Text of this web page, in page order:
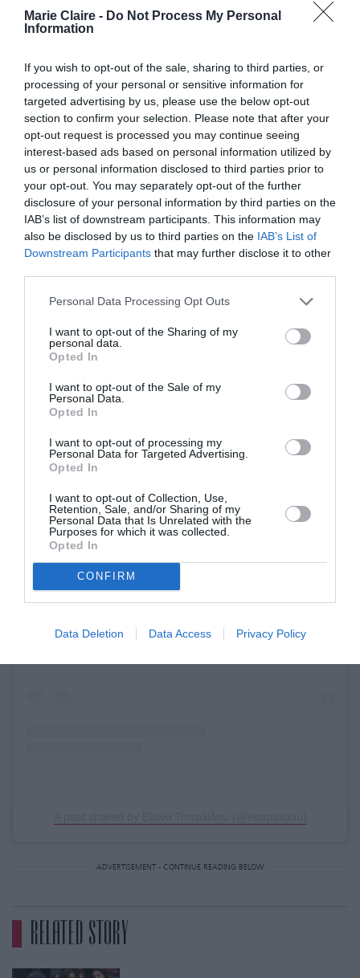
Marie Claire - Do Not Process My Personal
Information
If you wish to opt-out of the sale, sharing to third parties, or
processing of your personal or sensitive information for
targeted advertising by us, please use the below opt-out
section to confirm your selection. Please note that after your
opt-out request is processed you may continue seeing
interest-based ads based on personal information utilized by
us or personal information disclosed to third parties prior to
your opt-out. You may separately opt-out of the further
disclosure of your personal information by third parties on the
IAB’s list of downstream participants. This information may
also be disclosed by us to third parties on the IAB’s List of
Downstream Participants that may further disclose it to other
Personal Data Processing Opt Outs
I want to opt-out of the Sharing of my
personal data.
Opted In
I want to opt-out of the Sale of my
Personal Data.
Opted In
I want to opt-out of processing my
Personal Data for Targeted Advertising.
Opted In
I want to opt-out of Collection, Use,
Retention, Sale, and/or Sharing of my
Personal Data that Is Unrelated with the
Purposes for which it was collected.
Opted In
CONFIRM
Data Deletion Data Access Privacy Policy
Πέτρο.
γνωστή μέχρι να βγουν στη δημοσιότητα οι
φωτογραφίες. Στην καμπάνια συμμετέχει μία
ακόμα Ελληνιδα, η Ζήνα Δεσύπρη, κόρη του
μοντέλου Μάρας Δεσύπρη, καθώς και διάσημα
μοντέλα όπως η Daria Werbowy.
Παρακάτω μπορείτε να δείτε την ανάρτηση της
Έλενας Τοπαλίδου στο Instagram με δύο από τα
look:
View this post on Instagram
ADVERTISEMENT - CONTINUE READING BELOW
RELATED STORY